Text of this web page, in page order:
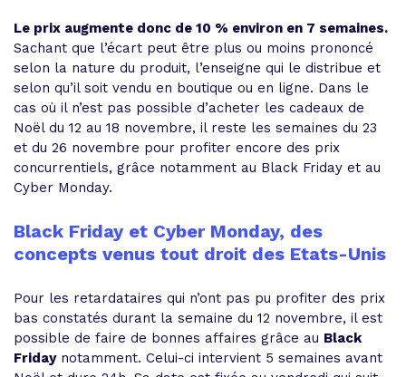
Le prix augmente donc de 10 % environ en 7 semaines.
Sachant que l’écart peut être plus ou moins prononcé
selon la nature du produit, l’enseigne qui le distribue et
selon qu’il soit vendu en boutique ou en ligne. Dans le
cas où il n’est pas possible d’acheter les cadeaux de
Noël du 12 au 18 novembre, il reste les semaines du 23
et du 26 novembre pour profiter encore des prix
concurrentiels, grâce notamment au Black Friday et au
Cyber Monday.
Black Friday et Cyber Monday, des
concepts venus tout droit des Etats-Unis
Pour les retardataires qui n’ont pas pu profiter des prix
bas constatés durant la semaine du 12 novembre, il est
possible de faire de bonnes affaires grâce au Black
Fridaynotamment. Celui-ci intervient 5 semaines avant